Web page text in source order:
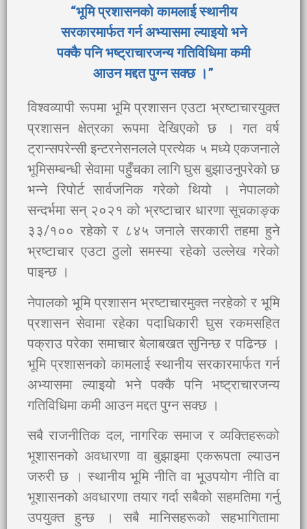
“भूमि प्रशासनको कामलाई स्थानीय
सरकारमार्फत गर्न अभ्यासमा ल्याइयो भने
पक्कै पनि भष्ट्राचारजन्य गतिविधिमा कमी
आउन मद्दत पुग्न सक्छ ।”
विश्वव्यापी रूपमा भूमि प्रशासन एउटा भ्रष्टाचारयुक्त
प्रशासन क्षेत्रका रूपमा देखिएको छ । गत वर्ष
ट्रान्सपरेन्सी इन्टरनेसनलले प्रत्येक ५ मध्ये एकजनाले
भूमिसम्बन्धी सेवामा पहुँचका लागि घुस बुझाउनुपरेको छ
भन्ने रिपोर्ट सार्वजनिक गरेको थियो । नेपालको
सन्दर्भमा सन् २०२१ को भ्रष्टाचार धारणा सूचकाङ्क
३३/१०० रहेको र ८४५ जनाले सरकारी तहमा हुने
भ्रष्टाचार एउटा ठुलो समस्या रहेको उल्लेख गरेको
पाइन्छ ।
नेपालको भूमि प्रशासन भ्रष्टाचारमुक्त नरहेको र भूमि
प्रशासन सेवामा रहेका पदाधिकारी घुस रकमसहित
पक्राउ परेका समाचार बेलाबखत सुनिन्छ र पढिन्छ ।
भूमि प्रशासनको कामलाई स्थानीय सरकारमार्फत गर्न
अभ्यासमा ल्याइयो भने पक्कै पनि भष्ट्राचारजन्य
गतिविधिमा कमी आउन मद्दत पुग्न सक्छ ।
सबै राजनीतिक दल, नागरिक समाज र व्यक्तिहरूको
भूशासनको अवधारणा वा बुझाइमा एकरूपता ल्याउन
जरुरी छ । स्थानीय भूमि नीति वा भूउपयोग नीति वा
भूशासनको अवधारणा तयार गर्दा सबैको सहमतिमा गर्नु
उपयुक्त हुन्छ । सबै मानिसहरूको सहभागितामा